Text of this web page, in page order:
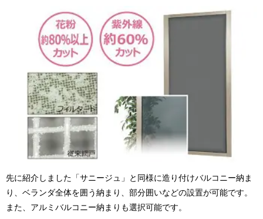
先に紹介しました「サニージュ」と同様に造り付けバルコニー納ま
り、ベランダ全体を囲う納まり、部分囲いなどの設置が可能です。
また、アルミバルコニー納まりも選択可能です。